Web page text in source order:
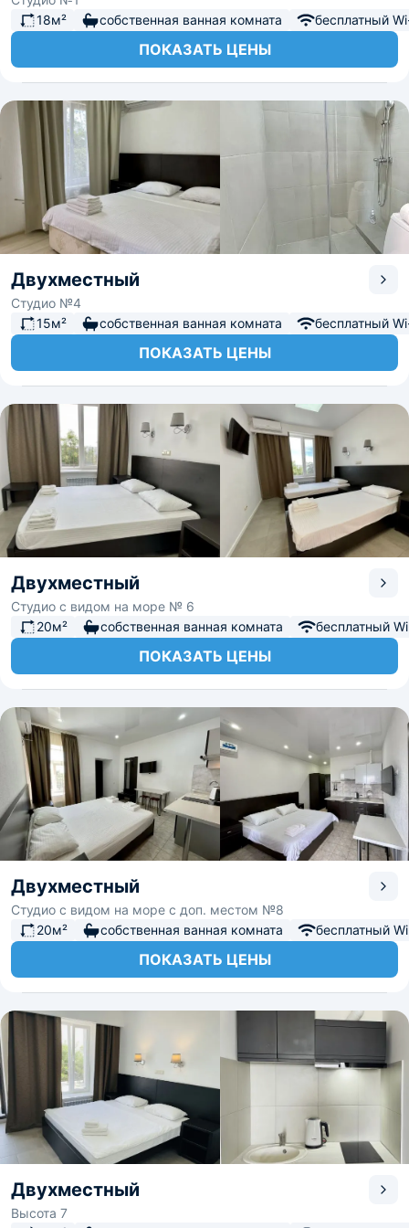
18м²
собственная ванная комната бесплатный
ПОКАЗАТЬ ЦЕНЫ
Двухместный
Студио №4
15м²
собственная ванная комната бесплатный
ПОКАЗАТЬ ЦЕНЫ
Двухместный
Студио с видом на море № 6
20м²
собственная ванная комната бесплатный
ПОКАЗАТЬ ЦЕНЫ
Двухместный
Студио с видом на море с доп. местом №8
20м²
собственная ванная комната бесплатный
ПОКАЗАТЬ ЦЕНЫ
Двухместный
Высота 7